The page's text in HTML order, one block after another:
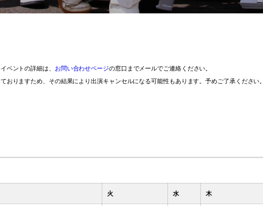
ベントの詳細は、 お問い合わせページの窓口までメールでご連絡ください。
おりますため、その結果により出演キャンセルになる可能性もあります。予めご了承ください。
火 水 木